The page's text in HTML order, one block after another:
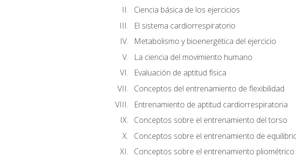
Ciencia básica de los ejercicios
El sistema cardiorrespiratorio
Metabolismo y bioenergética del ejercicio
La ciencia del movimiento humano
Evaluación de aptitud física
Conceptos del entrenamiento de flexibilidad
Entrenamiento de aptitud cardiorrespiratoria
Conceptos sobre el entrenamiento del torso
Conceptos sobre el entrenamiento de
Conceptos sobre el entrenamiento